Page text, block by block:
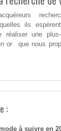
ils
réaliser une
or que nous
:
à suivre en